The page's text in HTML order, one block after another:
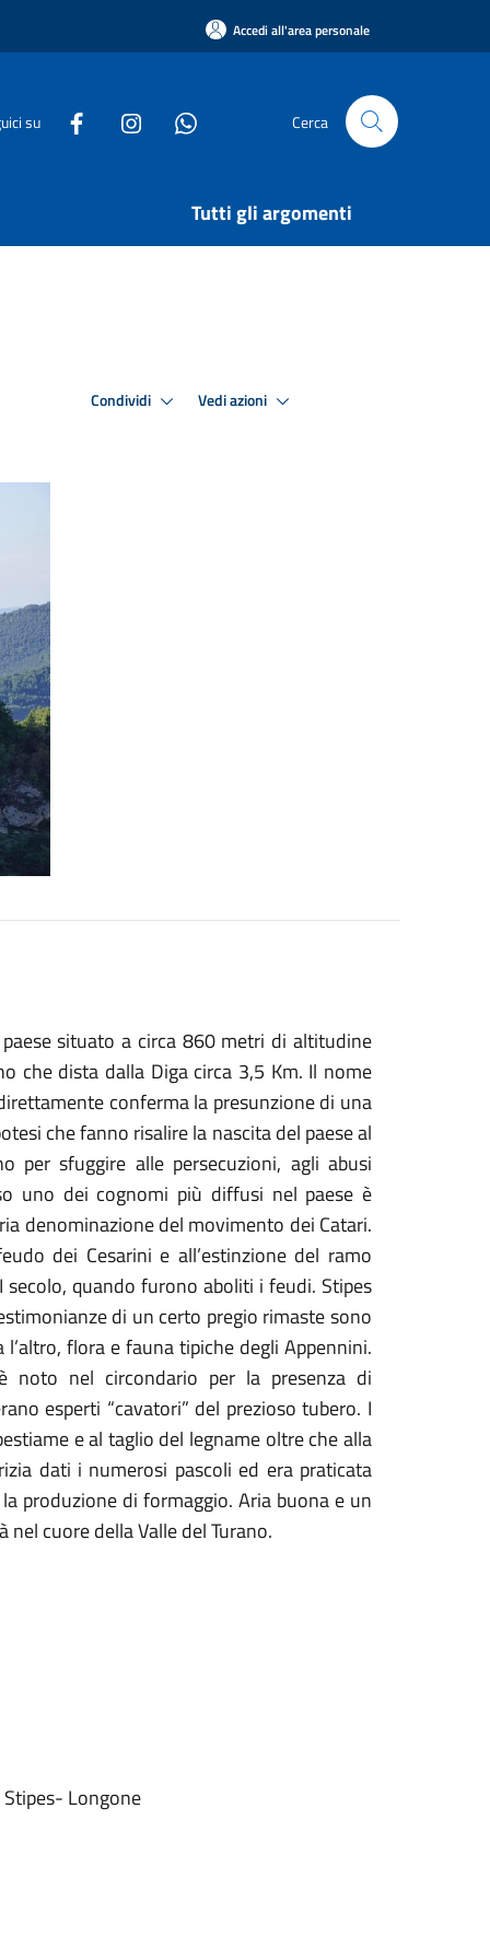
Accedi all'area personale
su Cerca
Tutti gli argomenti
Condividi Vedi azioni
situato a circa 860 metri di altitudine
che dista dalla Digacirca 3,5 Km. Il nome
conferma la presunzione di una
che fanno risalire la nascita del paese al
per sfuggire alle persecuzioni, agli abusi
uno dei cognomi più diffusi nel paese è
denominazione del movimento dei Catari.
dei Cesarini e all’estinzione del ramo
secolo, quando furono aboliti i feudi. Stipes
di un certo pregio rimaste sono
l’altro, flora e fauna tipiche degli Appennini.
noto nel circondario per la presenza di
esperti “cavatori” del prezioso tubero. I
e al taglio del legname oltre che alla
dati i numerosi pascoli ed era praticata
produzione di formaggio. Aria buona e un
cuore della Valle del Turano.
Longone